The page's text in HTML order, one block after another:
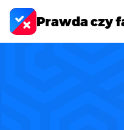
Prawda czy